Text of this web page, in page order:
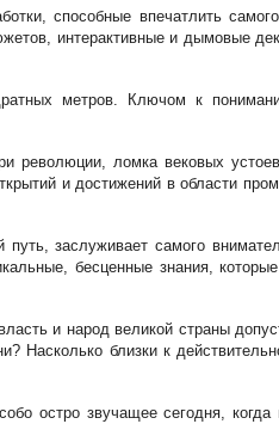
способные впечатлить
интерактивные и дымовые
метров. Ключом к
ломка вековых
и достижений в области
заслуживает самого
бесценные знания,
и народ великой страны
близки к
остро звучащее сегодня,